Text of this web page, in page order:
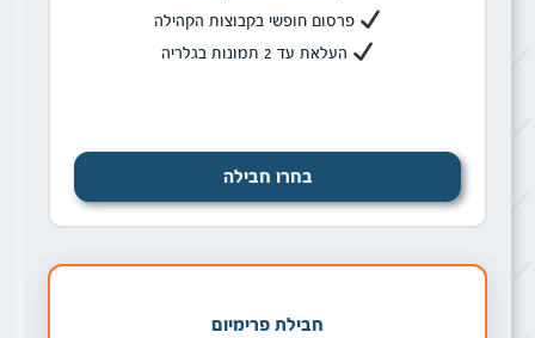
פרסום חופשי בקבוצות הקהילה
העלאת עד 2 תמונות בגלריה
בחרו חבילה
חבילת פרימיום